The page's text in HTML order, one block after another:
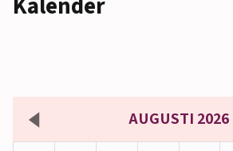
Kalender
AUGUSTI 2026